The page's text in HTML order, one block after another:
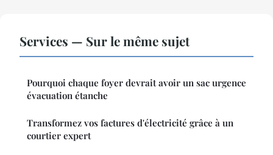
Services — Sur le même sujet
Pourquoi chaque foyer devrait avoir un sac urgence
évacuation étanche
Transformez vos factures d'électricité grâce à un
courtier expert